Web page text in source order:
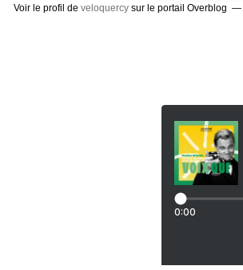
Voir le profil de veloquercy sur le portail Overblog
0:00